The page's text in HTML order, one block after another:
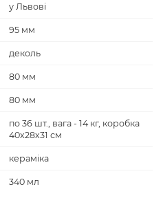
у Львові
95 мм
деколь
80 мм
80 мм
по 36 шт., вага - 14 кг, коробка
40х28х31 см
кераміка
340 мл